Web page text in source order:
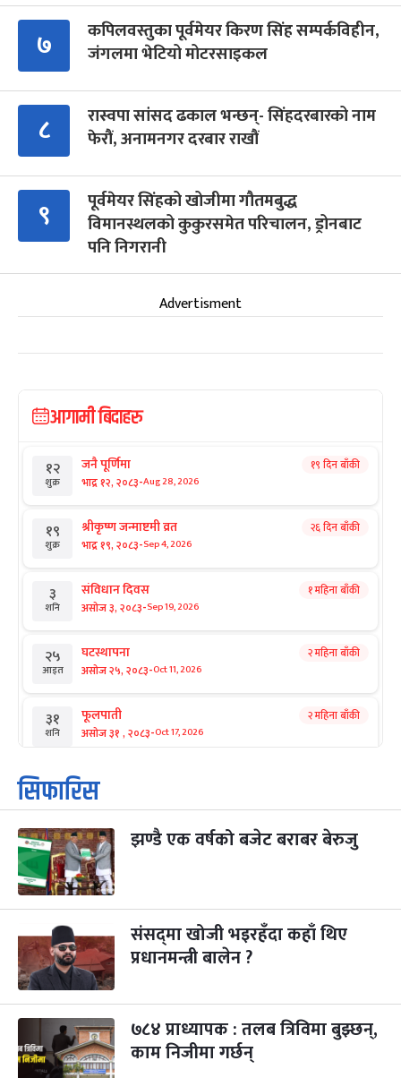
७
कपिलवस्तुका पूर्वमेयर किरण सिंह सम्पर्कविहीन,
जंगलमा भेटियो मोटरसाइकल
८
रास्वपा सांसद ढकाल भन्छन्- सिंहदरबारको नाम
फेरौं, अनामनगर दरबार राखौं
९
पूर्वमेयर सिंहको खोजीमा गौतमबुद्ध
विमानस्थलको कुकुरसमेत परिचालन, ड्रोनबाट
पनि निगरानी
Advertisment
आगामी बिदाहरु
१२
शुक्र
जनै पूर्णिमा
भाद्र १२, २०८३-Aug 28, 2026
१९ दिन बाँकी
१९
शुक्र
श्रीकृष्ण जन्माष्टमी व्रत
भाद्र १९, २०८३-Sep 4, 2026
२६ दिन बाँकी
३
शनि
संविधान दिवस
असोज ३, २०८३-Sep 19, 2026
१ महिना बाँकी
२५
आइत
घटस्थापना
असोज २५, २०८३-Oct 11, 2026
२ महिना बाँकी
३१
शनि
फूलपाती
असोज ३१ , २०८३-Oct 17, 2026
२ महिना बाँकी
१
आइत
कार्तिक सङ्क्रान्ति
कार्तिक १, २०८३
३
मंगल
महानवमी
कार्तिक ३, २०८३
२ महिना बाँकी
४
कार्तिक ४, २०८३ Oct 21, 2026
५
बिहि
पापा‌ङ्कुशा एकादशी व्रत
कार्तिक ५, २०८३
२२
आइत
कुकुर तिहार
कार्तिक २२, २०८३-Nov 8, 2026
३ महिना बाँकी
सिफारिस
झण्डै एक वर्षको बजेट बराबर बेरुजु
संसद्‌मा खोजी भइरहँदा कहाँ थिए
प्रधानमन्त्री बालेन ?
७८४ प्राध्यापक : तलब त्रिविमा बुझ्छन्,
काम निजीमा गर्छन्